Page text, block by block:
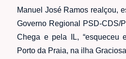
Manuel José Ramos realçou,
Governo Regional PSD-CDS/
Chega e pela IL, “esqueceu
Porto da Praia, na ilha